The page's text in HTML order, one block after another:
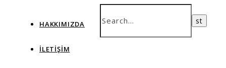
HAKKIMIZDA
İLETIŞIM